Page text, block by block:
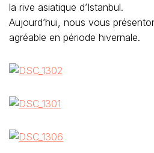
la rive asiatique d’Istanbul.
Aujourd’hui, nous vous
agréable en période hivernale.